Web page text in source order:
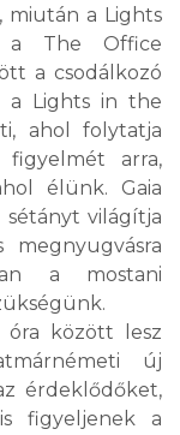
miután a Lights
a The Office
a csodálkozó
a Lights in the
ahol folytatja
arra,
élünk. Gaia
világítja
a mostani
óra között lesz
új
érdeklődőket,
figyeljenek a